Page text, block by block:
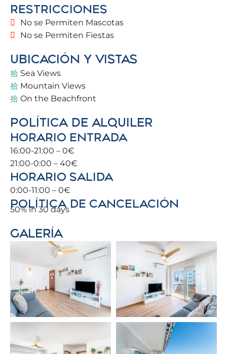
un auténtico local, recomendándole los mejores
planes, restaurantes y rincones imprescindibles
para una experiencia verdaderamente especial.
🏡 LA VIVIENDA
Ubicado en una cuidada urbanización privada con
zonas verdes 🌿, piscina comunitaria y parking
privado para mayor comodidad.
✔️ Cuarta planta con ascensor
✔️ Amplio salón con acceso directo a la terraza
✔️ Terraza con vistas a la piscina y al mar
✔️ Zonas comunes tranquilas y seguras
✔️ Acceso cómodo desde la calle
🛏️ HABITACIONES & BAÑOS
🛌 Dormitorio principal: Cama doble (150 x 200 cm)
🛌 Dormitorio 2: Cama doble (135 x 190 cm)
🛌 Dormitorio 3: 2 camas individuales (90 x 190 cm)
🚿 Baño en suite con ducha amplia
🚻 Aseo adicional
✨ LO QUE HACE ESPECIAL SU ESTANCIA
✔️ Ubicación privilegiada frente al mar
✔️ Terraza privada con vistas panorámicas
RESTRICCIONES
No se Permiten Mascotas
No se Permiten Fiestas
UBICACIÓN Y VISTAS
Sea Views
Mountain Views
On the Beachfront
POLÍTICA DE ALQUILER
HORARIO ENTRADA
16:00-21:00 – 0€
21:00-0:00 – 40€
HORARIO SALIDA
0:00-11:00 – 0€
POLÍTICA DE CANCELACIÓN
50% in 30 days
GALERÍA